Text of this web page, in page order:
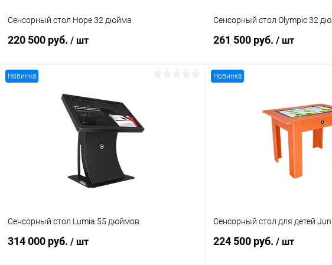
Сенсорный стол Hope 32 дюйма
220 500 руб. / шт
Купить в 1 клик Сравнение
Сенсорный стол Olympic 32
261 500 руб. / шт
Купить в 1 клик
Новинка
Сенсорный стол Lumia 55 дюймов
314 000 руб. / шт
Новинка
Сенсорный стол для детей
224 500 руб. / шт